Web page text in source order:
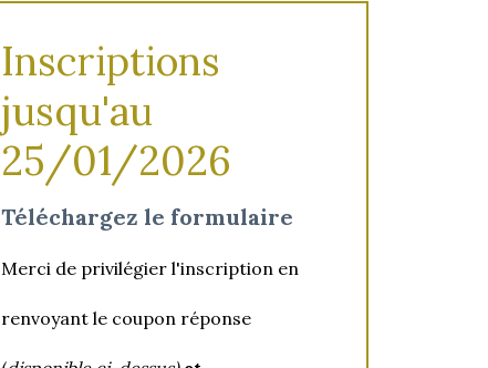
Inscriptions
jusqu'au
25/01/2026
Téléchargez le formulaire
Merci de privilégier l'inscription en
renvoyant le coupon réponse